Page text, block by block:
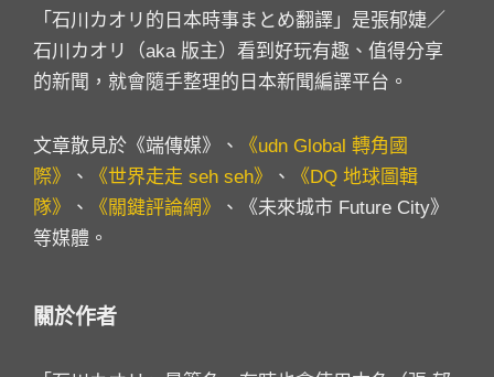
「石川カオリ的日本時事まとめ翻譯」是張郁婕／
石川カオリ（aka 版主）看到好玩有趣、值得分享
的新聞，就會隨手整理的日本新聞編譯平台。
文章散見於《端傳媒》、
《udn Global 轉角國
際》
、 《世界走走 seh seh》 、
《DQ 地球圖輯
隊》
、 《關鍵評論網》
、《未來城市 Future City》
等媒體。
關於作者